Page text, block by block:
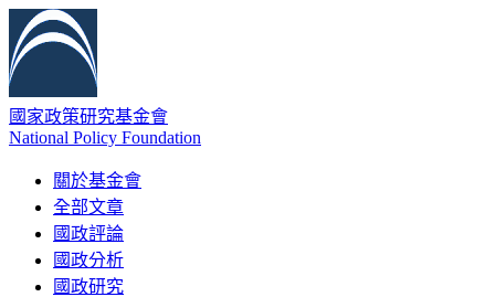
國家政策研究基金會
National Policy Foundation
關於基金會
全部文章
國政評論
國政分析
國政研究